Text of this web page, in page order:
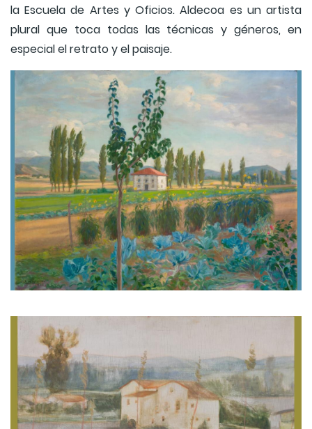
la Escuela de Artes y Oficios. Aldecoa es un artista
plural que toca todas las técnicas y géneros, en
especial el retrato y el paisaje.